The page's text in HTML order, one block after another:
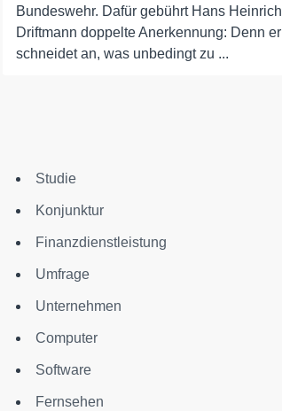
Bundeswehr. Dafür gebührt Hans Heinrich
Driftmann doppelte Anerkennung: Denn er
schneidet an, was unbedingt zu ...
Studie
Konjunktur
Finanzdienstleistung
Umfrage
Unternehmen
Computer
Software
Fernsehen